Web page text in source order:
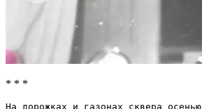
* * *
На дорожках и газонах сквера осенью